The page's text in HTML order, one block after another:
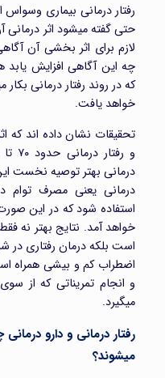
رفتار درمانی بیماری
حتی گفته میشود اثر
لازم برای اثر بخشی آن
چه این آگاهی افزایش
که در روند رفتار درمانی
خواهد یافت.
درمانی بهتر توصیه نخست
درمانی یعنی مصرف توام
استفاده شود که در این
خواهد آمد. نتایج بهتر نه
است بلکه درمان رفتاری در
اضطراب کم و بیشی همراه
و انجام تمریناتی که از
میگیرد.
رفتار درمانی و دارو
میشوند؟